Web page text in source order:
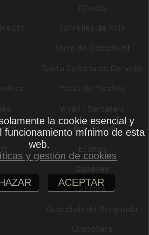
Olivella
Torrelles de Foix
Torre de Claramunt
Santa Coloma de Cervelló
Maria de Miralles
Viver i Serrateix
Lliçà de Vall
El Bruc
Cubelles
Abrera
Guardiola de Berguedà
Granollers
la cookie esencial y
funcionamiento mínimo de esta
web.
y gestión de cookies
ACEPTAR